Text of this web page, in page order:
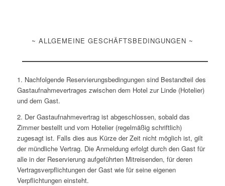
~ ALLGEMEINE GESCHÄFTSBEDINGUNGEN ~
1. Nachfolgende Reservierungsbedingungen sind Bestandteil des
Gastaufnahmevertrages zwischen dem Hotel zur Linde (Hotelier)
und dem Gast.
2. Der Gastaufnahmevertrag ist abgeschlossen, sobald das
Zimmer bestellt und vom Hotelier (regelmäßig schriftlich)
zugesagt ist. Falls dies aus Kürze der Zeit nicht möglich ist, gilt
der mündliche Vertrag. Die Anmeldung erfolgt durch den Gast für
alle in der Reservierung aufgeführten Mitreisenden, für deren
Vertragsverpflichtungen der Gast wie für seine eigenen
Verpflichtungen einsteht.